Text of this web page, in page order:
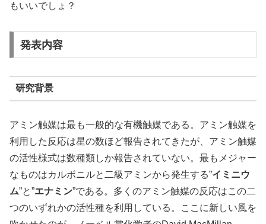
もいいでしょ？
発表内容
研究背景
アミン触媒は最も一般的な有機触媒である。アミン触媒を
利用した反応は星の数ほど報告されてきたが、アミン触媒
の活性様式は数種類しか報告されていない。最もメジャー
なものはカルボニルと二級アミンから発生する”イミニウ
ム”と”エナミン”である。多くのアミン触媒の反応はこの二
つのいずれかの活性種を利用している。ここに新しい風を